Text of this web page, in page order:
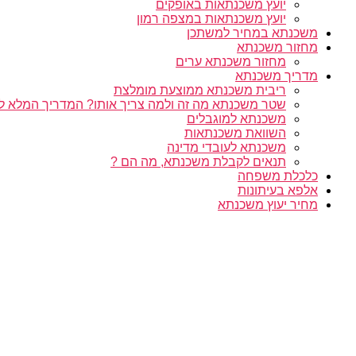
יועץ משכנתאות באופקים
יועץ משכנתאות במצפה רמון
משכנתא במחיר למשתכן
מחזור משכנתא
מחזור משכנתא ערים
מדריך משכנתא
ריבית משכנתא ממוצעת מומלצת
שטר משכנתא מה זה ולמה צריך אותו? המדריך המלא
משכנתא למוגבלים
השוואת משכנתאות
משכנתא לעובדי מדינה
תנאים לקבלת משכנתא, מה הם ?
כלכלת משפחה
אלפא בעיתונות
מחיר יעוץ משכנתא